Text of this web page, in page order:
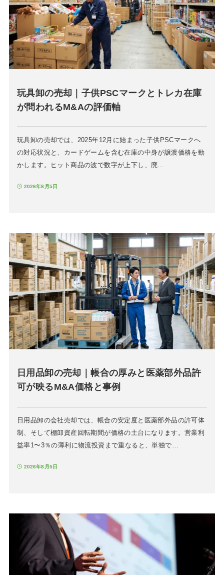
玩具卸の売却｜子供PSCマークとトレカ在庫
が問われるM&Aの評価軸
玩具卸の売却では、2025年12月に始まった子供PSCマークへ
の対応状況と、カードゲームを含む在庫の中身が譲渡価格を動
かします。ヒット商品の波で数字が上下し、廃…
2026年8月5日
日用品卸の売却｜帳合の厚みと医薬部外品許
可が映るM&A価格と事例
日用品卸の会社売却では、帳合の安定度と医薬部外品の許可体
制、そして棚卸資産回転期間が価格の土台になります。営業利
益率1〜3％の薄利に物流投資まで重なると、単独で…
2026年8月5日